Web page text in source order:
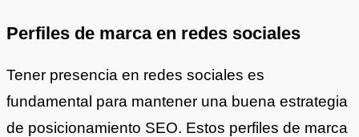
Perfiles de marca en redes sociales
Tener presencia en redes sociales es
fundamental para mantener una buena estrategia
de posicionamiento SEO. Estos perfiles de marca